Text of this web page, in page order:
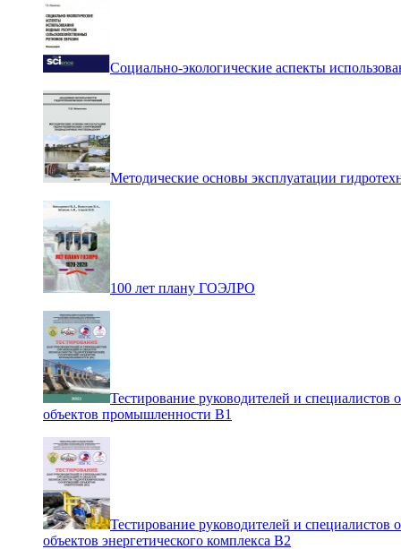
Социально-экологические аспекты
Методические основы эксплуатации
100 лет плану ГОЭЛРО
Тестирование руководителей и специалистов
объектов промышленности В1
Тестирование руководителей и специалистов
объектов энергетического комплекса В2